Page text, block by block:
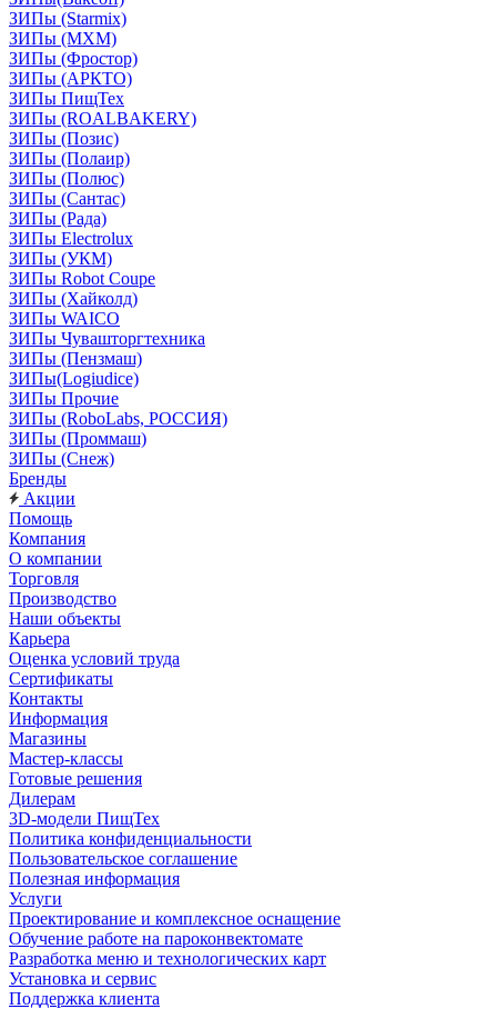
ЗИПы (Starmix)
ЗИПы (МХМ)
ЗИПы (Фростор)
ЗИПы (АРКТО)
ЗИПы ПищТех
ЗИПы (ROALBAKERY)
ЗИПы (Позис)
ЗИПы (Полаир)
ЗИПы (Полюс)
ЗИПы (Сантас)
ЗИПы (Рада)
ЗИПы Electrolux
ЗИПы (УКМ)
ЗИПы Robot Coupe
ЗИПы (Хайколд)
ЗИПы WAICO
ЗИПы Чувашторгтехника
ЗИПы (Пензмаш)
ЗИПы(Logiudice)
ЗИПы Прочие
ЗИПы (RoboLabs, РОССИЯ)
ЗИПы (Проммаш)
ЗИПы (Снеж)
Бренды
Акции
Помощь
Компания
О компании
Торговля
Производство
Наши объекты
Карьера
Оценка условий труда
Сертификаты
Контакты
Информация
Магазины
Мастер-классы
Готовые решения
Дилерам
3D-модели ПищТех
Политика конфиденциальности
Пользовательское соглашение
Полезная информация
Услуги
Проектирование и комплексное оснащение
Обучение работе на пароконвектомате
Разработка меню и технологических карт
Установка и сервис
Поддержка клиента